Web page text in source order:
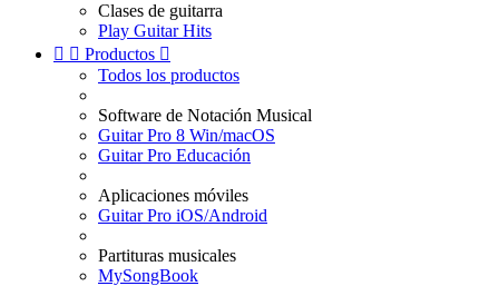
Clases de guitarra
Play Guitar Hits
  Productos 
Todos los productos
Software de Notación Musical
Guitar Pro 8 Win/macOS
Guitar Pro Educación
Aplicaciones móviles
Guitar Pro iOS/Android
Partituras musicales
MySongBook